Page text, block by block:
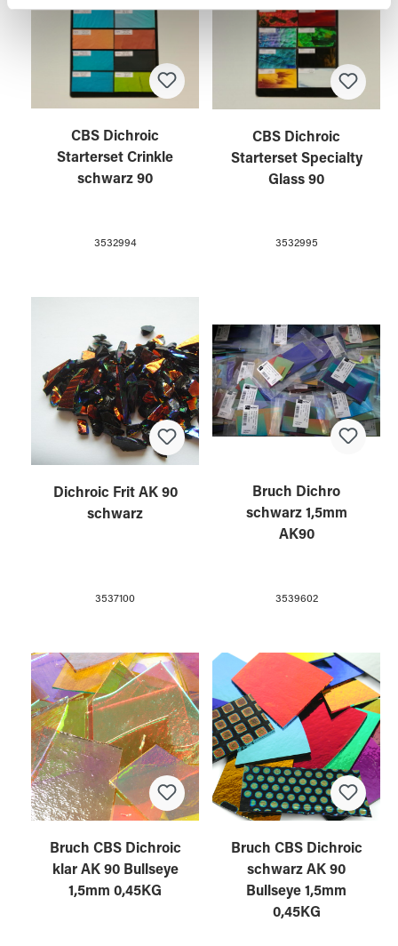
weiteren Daten zusammen, die Sie ihnen bereitgestellt
haben oder die sie im Rahmen Ihrer Nutzung der Dienste
gesammelt haben.
CBS Dichroic
Starterset Crinkle
schwarz 90
3532994
CBS Dichroic
Starterset Specialty
Glass 90
3532995
Dichroic Frit AK 90
schwarz
3537100
Bruch Dichro
schwarz 1,5mm
AK90
3539602
Bruch CBS Dichroic
klar AK 90 Bullseye
1,5mm 0,45KG
Bruch CBS Dichroic
schwarz AK 90
Bullseye 1,5mm
0,45KG